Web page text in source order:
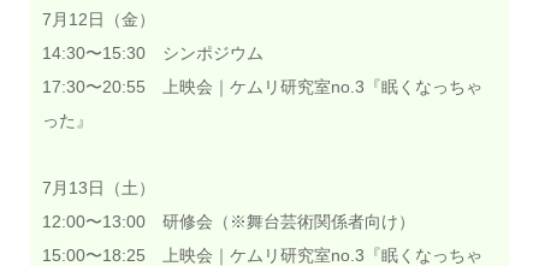
7月12日（金）
14:30〜15:30 シンポジウム
17:30〜20:55 上映会｜ケムリ研究室no.3『眠くなっちゃ
った』
7月13日（土）
12:00〜13:00 研修会（※舞台芸術関係者向け）
15:00〜18:25 上映会｜ケムリ研究室no.3『眠くなっちゃ